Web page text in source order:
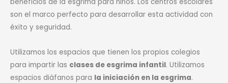
son el marco perfecto para desarrollar esta actividad con
éxito y seguridad.
Utilizamos los espacios que tienen los propios colegios
para impartir las clases de esgrima infantil. Utilizamos
espacios diáfanos para la iniciación en la esgrima.